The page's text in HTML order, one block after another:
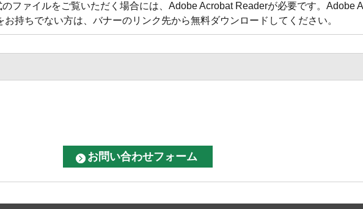
のファイルをご覧いただく場合には、Adobe Acrobat Readerが必要です。Adobe
お持ちでない方は、バナーのリンク先から無料ダウンロードしてください。